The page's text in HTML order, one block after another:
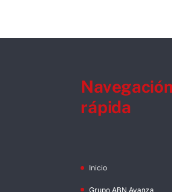
Navegación
rápida
Inicio
Grupo ABN Avanza